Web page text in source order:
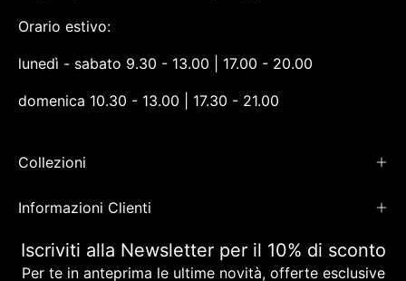
Orario estivo:
lunedì - sabato 9.30 - 13.00 | 17.00 - 20.00
domenica 10.30 - 13.00 | 17.30 - 21.00
Collezioni
Informazioni Clienti
Iscriviti alla Newsletter per il 10% di sconto
Per te in anteprima le ultime novità, offerte esclusive